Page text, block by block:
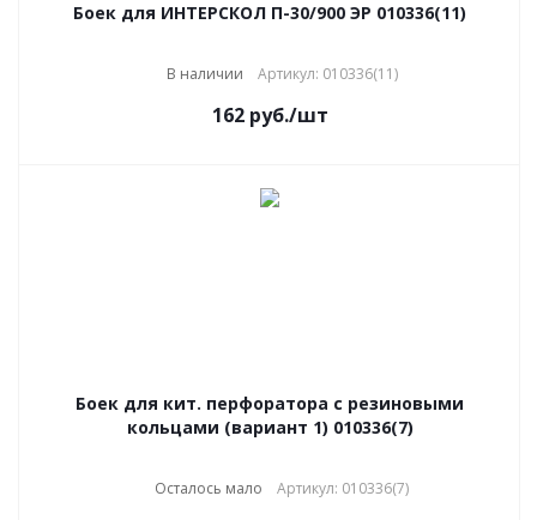
Боек для ИНТЕРСКОЛ П-30/900 ЭР 010336(11)
В наличии Артикул: 010336(11)
162руб./шт
Боек для кит. перфоратора с резиновыми
кольцами (вариант 1) 010336(7)
Осталось мало Артикул: 010336(7)